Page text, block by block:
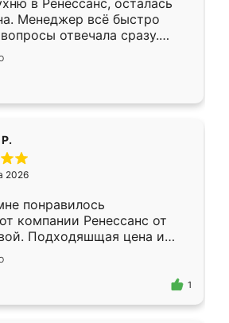
в Ренессанс, осталась
Менеджер всё быстро
отвечала сразу.
в субботу, подошёл к
Собрали
работали аккуратно, даже
2026
понравилось
компании Ренессанс от
Подходяшщая цена и
изготовления. Приехавший
Владислав
эскизу самый
1